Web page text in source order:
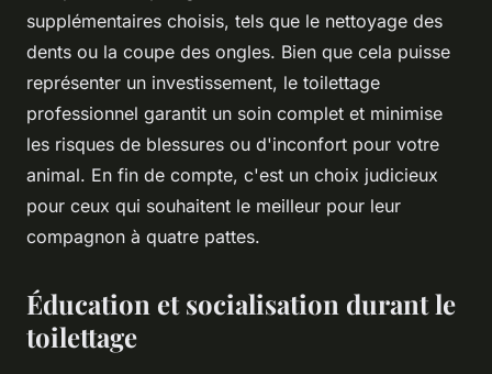
supplémentaires choisis, tels que le nettoyage des
dents ou la coupe des ongles. Bien que cela puisse
représenter un investissement, le toilettage
professionnel garantit un soin complet et minimise
les risques de blessures ou d'inconfort pour votre
animal. En fin de compte, c'est un choix judicieux
pour ceux qui souhaitent le meilleur pour leur
compagnon à quatre pattes.
Éducation et socialisation durant le
toilettage